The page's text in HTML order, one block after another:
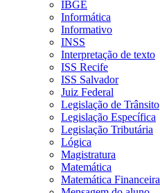
IBGE
Informática
Informativo
INSS
Interpretação de texto
ISS Recife
ISS Salvador
Juiz Federal
Legislação de Trânsito
Legislação Específica
Legislação Tributária
Lógica
Magistratura
Matemática
Matemática Financeira